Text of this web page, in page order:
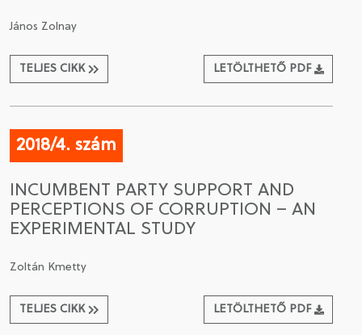
János Zolnay
TELJES CIKK LETÖLTHETŐ PDF
2018/4. szám
INCUMBENT PARTY SUPPORT AND
PERCEPTIONS OF CORRUPTION – AN
EXPERIMENTAL STUDY
Zoltán Kmetty
TELJES CIKK LETÖLTHETŐ PDF